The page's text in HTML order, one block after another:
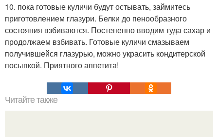
10. пока готовые куличи будут остывать, займитесь
приготовлением глазури. Белки до пенообразного
состояния взбиваются. Постепенно вводим туда сахар и
продолжаем взбивать. Готовые куличи смазываем
получившейся глазурью, можно украсить кондитерской
посыпкой. Приятного аппетита!
Читайте также